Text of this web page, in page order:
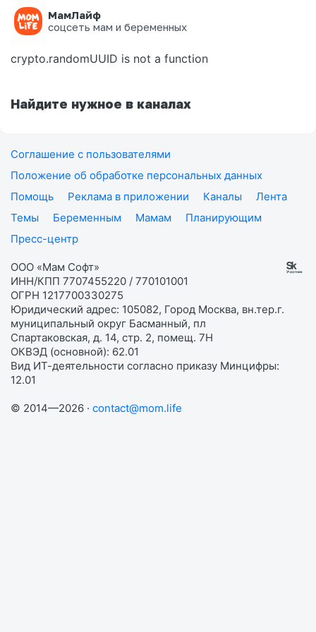
МамЛайф
соцсеть мам и беременных
Ошибка на странице
crypto.randomUUID is not a function
Найдите нужное в каналах
Соглашение с пользователями
Положение об обработке персональных данных
Помощь
Реклама в приложении Каналы
Лента
Темы
Беременным Мамам
Планирующим
Пресс-центр
ООО «Мам Софт»
ИНН/КПП 7707455220 / 770101001
ОГРН 1217700330275
Юридический адрес: 105082, Город Москва, вн.тер.г.
муниципальный округ Басманный, пл
Спартаковская, д. 14, стр. 2, помещ. 7Н
ОКВЭД (основной): 62.01
Вид ИТ-деятельности согласно приказу Минцифры:
12.01
© 2014—2026 · contact@mom.life